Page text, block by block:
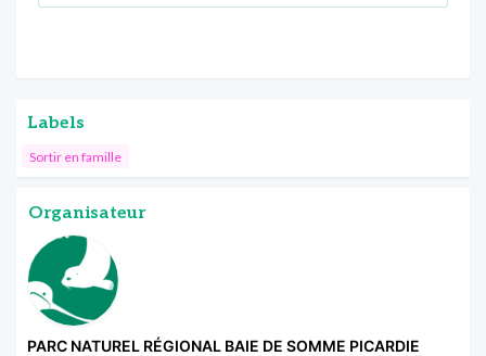
Labels
Sortir en famille
Organisateur
PARC NATUREL RÉGIONAL BAIE DE SOMME PICARDIE